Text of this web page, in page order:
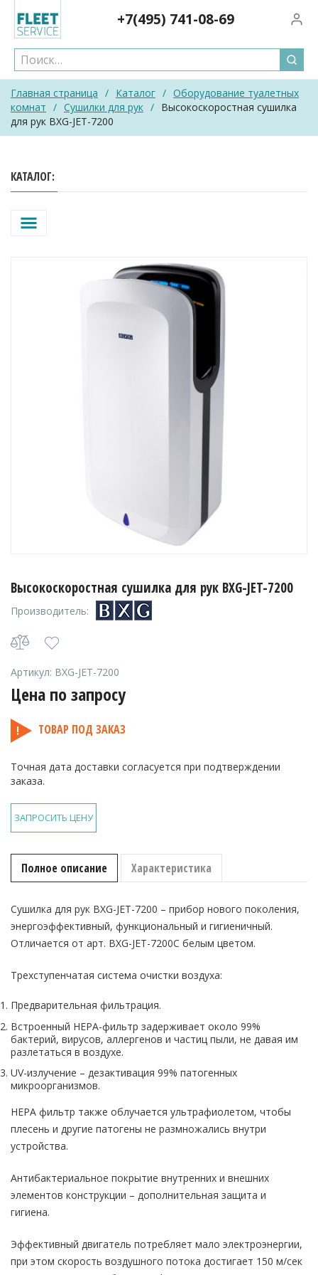
content
+7(495) 741-08-69
Главная страница / Каталог / Оборудование туалетных
комнат / Сушилки для рук / Высокоскоростная сушилка
для рук BXG-JET-7200
Высокоскоростная сушилка для рук BXG-JET-7200
Производитель:
Артикул: BXG-JET-7200
Цена по запросу
ТОВАР ПОД ЗАКАЗ
Точная дата доставки согласуется при подтверждении
заказа.
ЗАПРОСИТЬ ЦЕНУ
Полное описание Характеристика
Сушилка для рук BXG-JET-7200 – прибор нового поколения,
энергоэффективный, функциональный и гигиеничный.
Отличается от арт. BXG-JET-7200C белым цветом.
Трехступенчатая система очистки воздуха:
Предварительная фильтрация.
Встроенный НЕРА-фильтр задерживает около 99%
бактерий, вирусов, аллергенов и частиц пыли, не давая им
разлетаться в воздухе.
UV-излучение – дезактивация 99% патогенных
микроорганизмов.
НЕРА фильтр также облучается ультрафиолетом, чтобы
плесень и другие патогены не размножались внутри
устройства.
Антибактериальное покрытие внутренних и внешних
элементов конструкции – дополнительная защита и
гигиена.
Эффективный двигатель потребляет мало электроэнергии,
при этом скорость воздушного потока достигает 150 м/сек
КАТАЛОГ